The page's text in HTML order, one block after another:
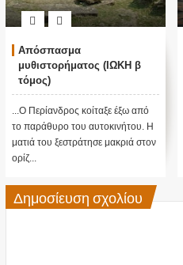
Απόσπασμα
μυθιστορήματος (ΙΩΚΗ β
τόμος)
...Ο Περίανδρος κοίταξε έξω από
το παράθυρο του αυτοκινήτου. Η
ματιά του ξεστράτησε μακριά στον
ορίζ...
Δημοσίευση σχολίου